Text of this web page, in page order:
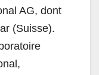
AG, dont
(Suisse).